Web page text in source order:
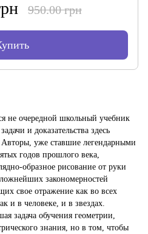
950.00 грн
не очередной школьный учебник
и доказательства здесь
уже ставшие легендарными
годов прошлого века,
образное рисование от руки
закономерностей
свое отражение как во всех
и в человеке, и в звездах.
задача обучения геометрии,
знания, но в том, чтобы